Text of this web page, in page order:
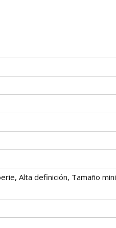
Alta definición, Tamaño